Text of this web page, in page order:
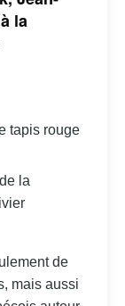
la
tapis rouge
la
de
mais aussi